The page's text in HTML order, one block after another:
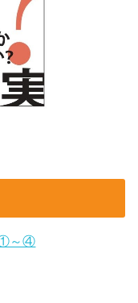
①～④